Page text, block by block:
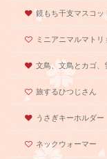
鏡もち干支マスコッ
ミニアニマルマトリ
文鳥、文鳥とカゴ、
旅するひつじさん
うさぎキーホルダー
ネックウォーマー